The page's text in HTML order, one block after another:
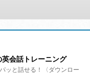
会話トレーニング
ッと話せる！〈ダウンロー